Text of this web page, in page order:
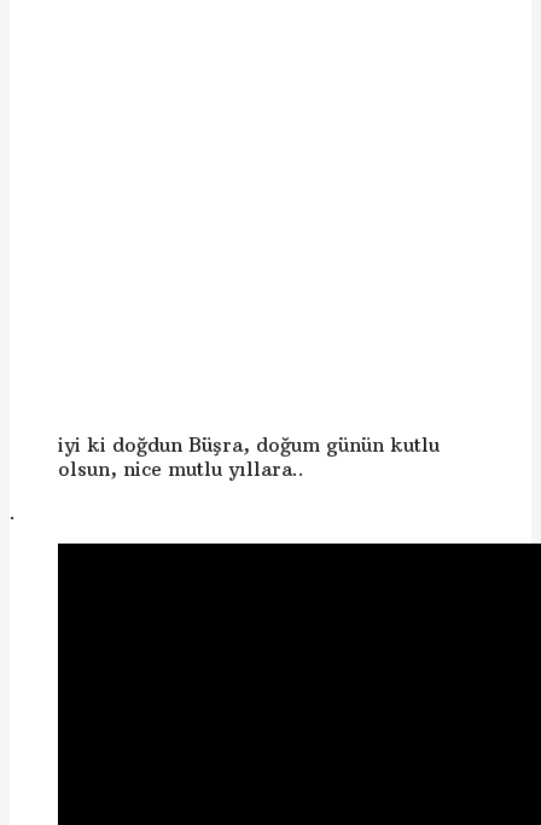
iyi ki doğdun Büşra, doğum günün kutlu
olsun, nice mutlu yıllara..
.